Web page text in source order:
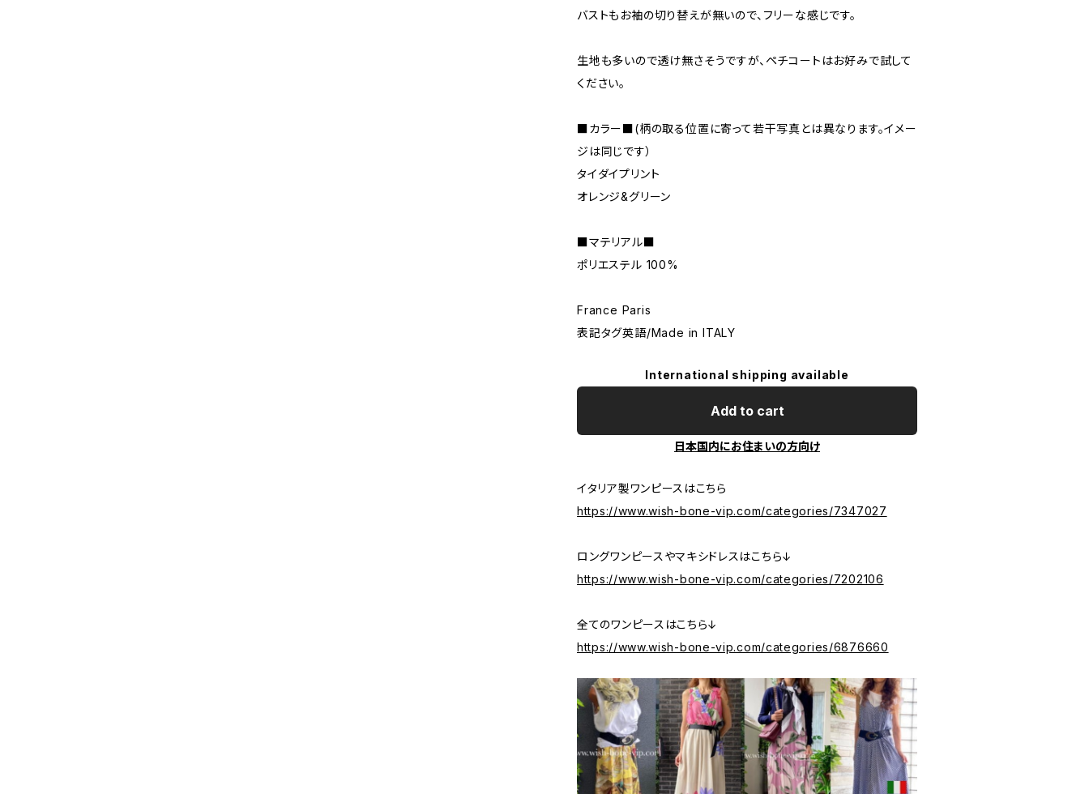
バストもお袖の切り替えが無いので、フリーな感じです。
生地も多いので透け無さそうですが、ペチコートはお好みで試して
ください。
■カラー■(柄の取る位置に寄って若干写真とは異なります。イメー
ジは同じです）
タイダイプリント
オレンジ&グリーン
■マテリアル■
ポリエステル 100%
France Paris
表記タグ英語/Made in ITALY
International shipping available
Add to cart
日本国内にお住まいの方向け
イタリア製ワンピースはこちら
https://www.wish-bone-vip.com/categories/7347027
ロングワンピースやマキシドレスはこちら↓
https://www.wish-bone-vip.com/categories/7202106
全てのワンピースはこちら↓
https://www.wish-bone-vip.com/categories/6876660